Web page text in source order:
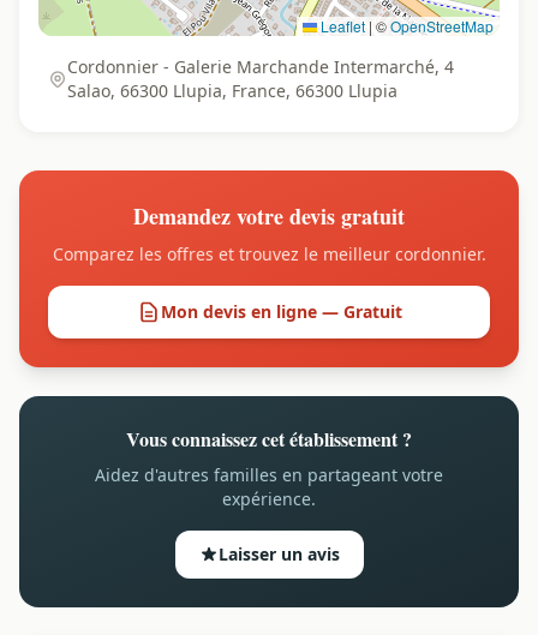
Leaflet | ©OpenStreetMap
Cordonnier - Galerie Marchande Intermarché, 4
Salao, 66300 Llupia, France, 66300 Llupia
Demandez votre devis gratuit
Comparez les offres et trouvez le meilleur cordonnier.
Mon devis en ligne — Gratuit
Vous connaissez cet établissement ?
Aidez d'autres familles en partageant votre
expérience.
Laisser un avis